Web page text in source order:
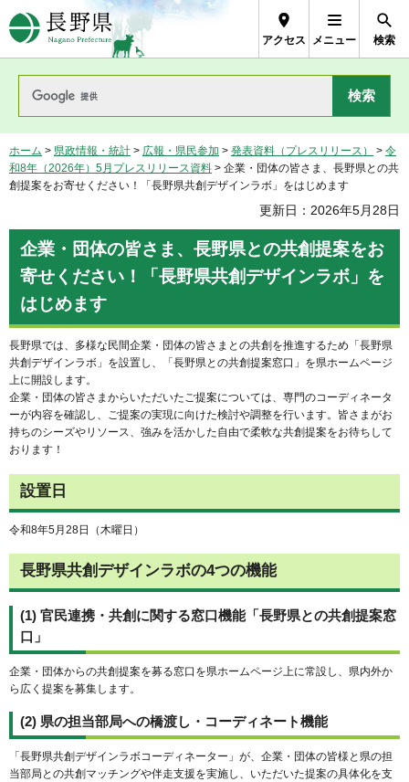
長野県Nagano Prefecture
アクセス メニュー 検索
ホーム > 県政情報・統計 > 広報・県民参加 > 発表資料（プレスリリース） > 令
和8年（2026年）5月プレスリリース資料 > 企業・団体の皆さま、長野県との共
創提案をお寄せください！「長野県共創デザインラボ」をはじめます
更新日：2026年5月28日
企業・団体の皆さま、長野県との共創提案をお
寄せください！「長野県共創デザインラボ」を
はじめます
長野県では、多様な民間企業・団体の皆さまとの共創を推進するため「長野県
共創デザインラボ」を設置し、「長野県との共創提案窓口」を県ホームページ
上に開設します。
企業・団体の皆さまからいただいたご提案については、専門のコーディネータ
ーが内容を確認し、ご提案の実現に向けた検討や調整を行います。皆さまがお
持ちのシーズやリソース、強みを活かした自由で柔軟な共創提案をお待ちして
おります！
設置日
令和8年5月28日（木曜日）
長野県共創デザインラボの4つの機能
(1) 官民連携・共創に関する窓口機能「長野県との共創提案窓
口」
企業・団体からの共創提案を募る窓口を県ホームページ上に常設し、県内外か
ら広く提案を募集します。
(2) 県の担当部局への橋渡し・コーディネート機能
「長野県共創デザインラボコーディネーター」が、企業・団体の皆様と県の担
当部局との共創マッチングや伴走支援を実施し、いただいた提案の具体化を支